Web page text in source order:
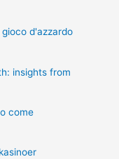
d'azzardo
insights from
come